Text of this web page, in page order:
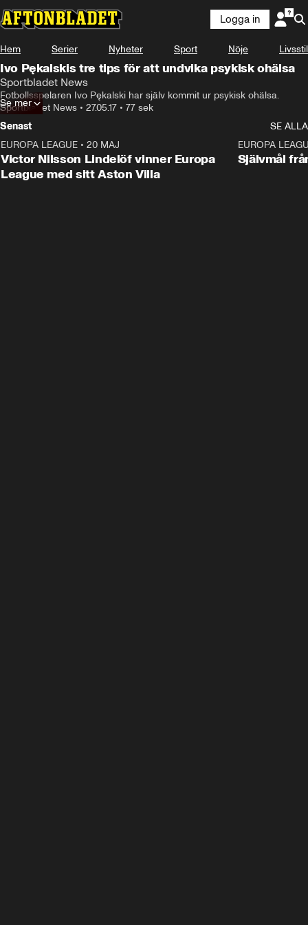
Logga in
Hem Serier Nyheter Sport Nöje Livsstil
Ivo Pękalskis tre tips för att undvika psykisk ohälsa
Sportbladet News
Fotbollsspelaren Ivo Pękalski har själv kommit ur psykisk ohälsa.
Sportbladet News • 27.05.17 • 77 sek
Se mer
Senast
SE ALLA
EUROPA LEAGUE • 20 MAJ
Victor Nilsson Lindelöf vinner Europa
League med sitt Aston Villa
EUROPA
Självmål